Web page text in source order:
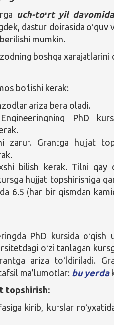
uch-toʻrt yil davomida
dastur doirasida oʻquv
mumkin.
boshqa xarajatlarini
boʻlishi kerak:
ariza bera oladi.
PhD
zarur. Grantga hujjat
bilish kerak. Tilni qay
hujjat topshirishiga
6.5 (har bir qismdan
PhD kursida oʻqish
oʻzi tanlagan
ariza toʻldiriladi.
ma’lumotlar: bu yerda
topshirish:
kirib, kurslar